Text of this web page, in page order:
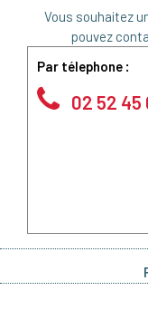
Vous souhaitez
pouvez
Par télephone :
02 52 45